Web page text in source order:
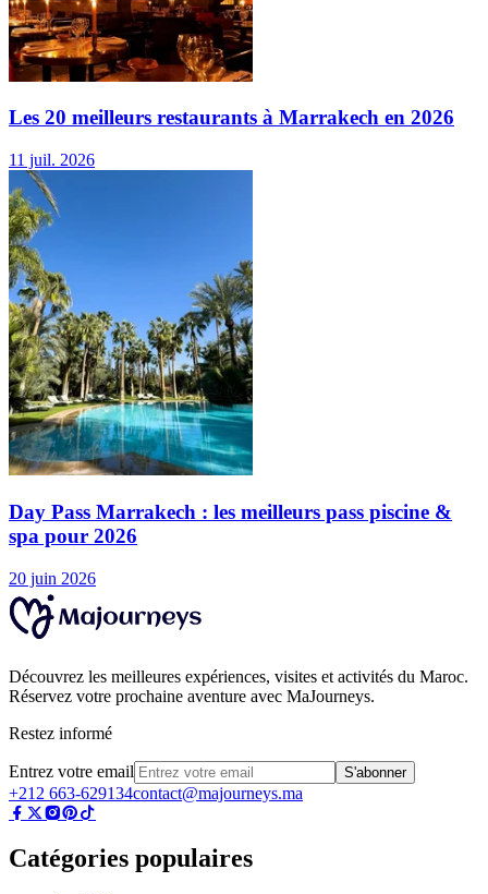
Les 20 meilleurs restaurants à Marrakech en 2026
11 juil. 2026
Day Pass Marrakech : les meilleurs pass piscine &
spa pour 2026
20 juin 2026
Découvrez les meilleures expériences, visites et activités du Maroc.
Réservez votre prochaine aventure avec MaJourneys.
Restez informé
Entrez votre email S'abonner
+212 663-629134contact@majourneys.ma
Catégories populaires